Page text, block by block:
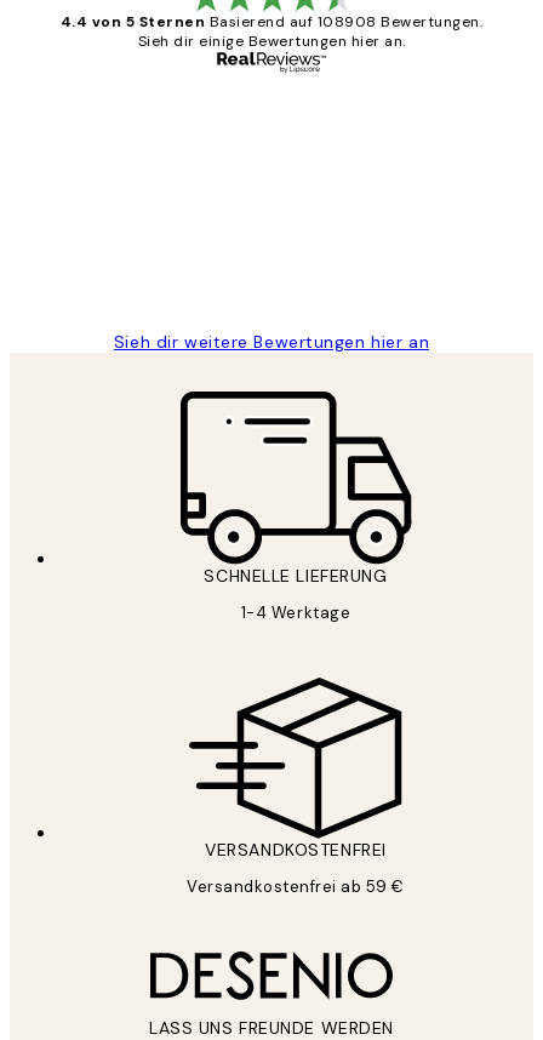
4.4 von 5 Sternen Basierend auf 108908 Bewertungen.
Sieh dir einige Bewertungen hier an.
Sieh dir weitere Bewertungen hier an
SCHNELLE LIEFERUNG
1-4 Werktage
VERSANDKOSTENFREI
Versandkostenfrei ab 59 €
LASS UNS FREUNDE WERDEN